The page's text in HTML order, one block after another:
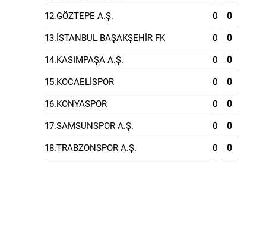
12.GÖZTEPE A.Ş. 0 0
13.İSTANBUL BAŞAKŞEHİR FK 0 0
14.KASIMPAŞA A.Ş. 0 0
15.KOCAELİSPOR 0 0
16.KONYASPOR 0 0
17.SAMSUNSPOR A.Ş. 0 0
18.TRABZONSPOR A.Ş. 0 0